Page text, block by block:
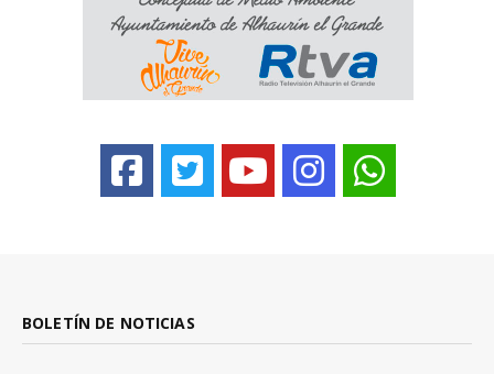
BOLETÍN DE NOTICIAS